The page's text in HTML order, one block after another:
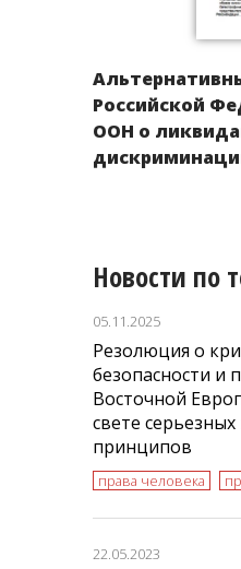
Российской
ООН о
Новости по
05.11.2025
Резолюция о
безопасности и
Восточной
свете
принципов
права человека
22.05.2023